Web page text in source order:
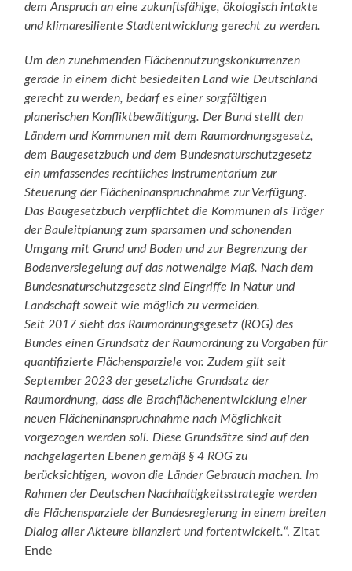
dem Anspruch an eine zukunftsfähige, ökologisch intakte
und klimaresiliente Stadtentwicklung gerecht zu werden.
Um den zunehmenden Flächennutzungskonkurrenzen
gerade in einem dicht besiedelten Land wie Deutschland
gerecht zu werden, bedarf es einer sorgfältigen
planerischen Konfliktbewältigung. Der Bund stellt den
Ländern und Kommunen mit dem Raumordnungsgesetz,
dem Baugesetzbuch und dem Bundesnaturschutzgesetz
ein umfassendes rechtliches Instrumentarium zur
Steuerung der Flächeninanspruchnahme zur Verfügung.
Das Baugesetzbuch verpflichtet die Kommunen als Träger
der Bauleitplanung zum sparsamen und schonenden
Umgang mit Grund und Boden und zur Begrenzung der
Bodenversiegelung auf das notwendige Maß. Nach dem
Bundesnaturschutzgesetz sind Eingriffe in Natur und
Landschaft soweit wie möglich zu vermeiden.
Seit 2017 sieht das Raumordnungsgesetz (ROG) des
Bundes einen Grundsatz der Raumordnung zu Vorgaben für
quantifizierte Flächensparziele vor. Zudem gilt seit
September 2023 der gesetzliche Grundsatz der
Raumordnung, dass die Brachflächenentwicklung einer
neuen Flächeninanspruchnahme nach Möglichkeit
vorgezogen werden soll. Diese Grundsätze sind auf den
nachgelagerten Ebenen gemäß § 4 ROG zu
berücksichtigen, wovon die Länder Gebrauch machen. Im
Rahmen der Deutschen Nachhaltigkeitsstrategie werden
die Flächensparziele der Bundesregierung in einem breiten
Dialog aller Akteure bilanziert und fortentwickelt.“, Zitat
Ende